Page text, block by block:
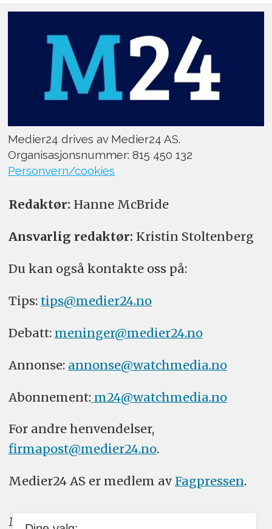
Medier24 drives av Medier24 AS.
Organisasjonsnummer: 815 450 132
Personvern/cookies
Redaktør: Hanne McBride
Ansvarlig redaktør: Kristin Stoltenberg
Du kan også kontakte oss på:
Tips: tips@medier24.no
Debatt: meninger@medier24.no
Annonse: annonse@watchmedia.no
Abonnement:m24@watchmedia.no
For andre henvendelser,
firmapost@medier24.no.
Medier24 AS er medlem av Fagpressen.
Medier24 arbeider etter Vær Varsom-